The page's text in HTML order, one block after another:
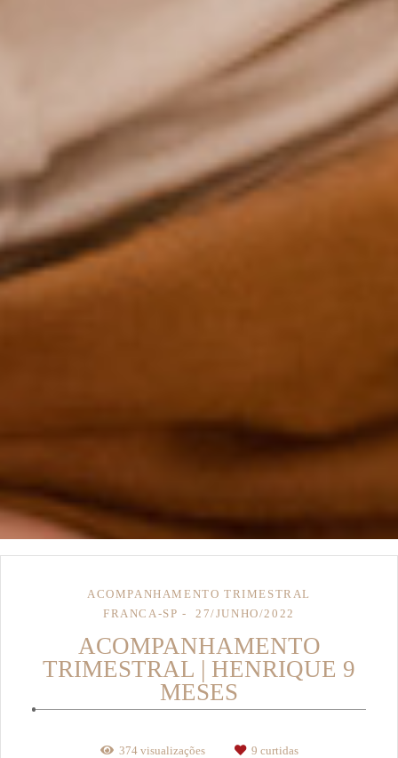
ACOMPANHAMENTO TRIMESTRAL
FRANCA-SP
27/JUNHO/2022
ACOMPANHAMENTO
TRIMESTRAL | HENRIQUE 9
MESES
374visualizações 9 curtidas